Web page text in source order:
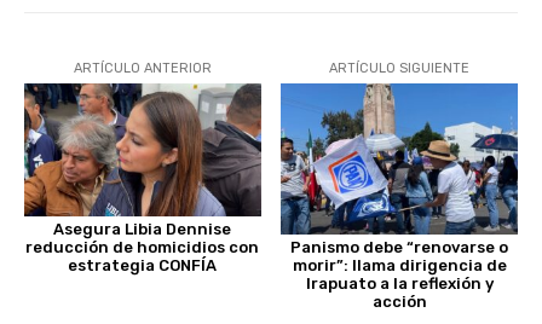
ARTÍCULO ANTERIOR
Asegura Libia Dennise
reducción de homicidios con
estrategia CONFÍA
ARTÍCULO SIGUIENTE
Panismo debe “renovarse o
morir”: llama dirigencia de
Irapuato a la reflexión y
acción